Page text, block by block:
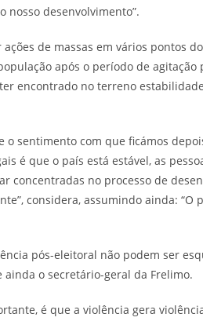
desenvolvimento”.
de massas em vários pontos
após o período de agitação
encontrado no terreno
o sentimento com que ficámos
é que o país está estável, as
concentradas no processo de
considera, assumindo ainda: “O
pós-eleitoral não podem ser
ainda o secretário-geral da Frelimo.
é que a violência gera